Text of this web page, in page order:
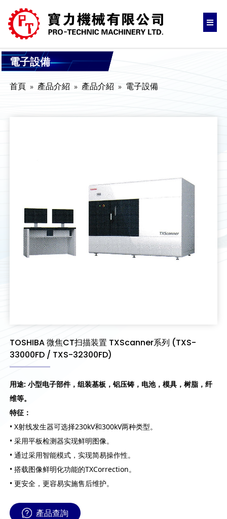
電子設備
首頁 產品介紹 產品介紹 電子設備
TOSHIBA 微焦CT扫描装置 TXScanner系列 (TXS-
33000FD / TXS-32300FD)
用途: 小型电子部件，组装基板，铝压铸，电池，模具，树脂，纤
维等。
特征：
• X射线发生器可选择230kV和300kV两种类型。
• 采用平板检测器实现鲜明图像。
• 通过采用智能模式，实现简易操作性。
• 搭载图像鲜明化功能的TXCorrection。
• 更安全，更容易实施售后维护。
產品查詢